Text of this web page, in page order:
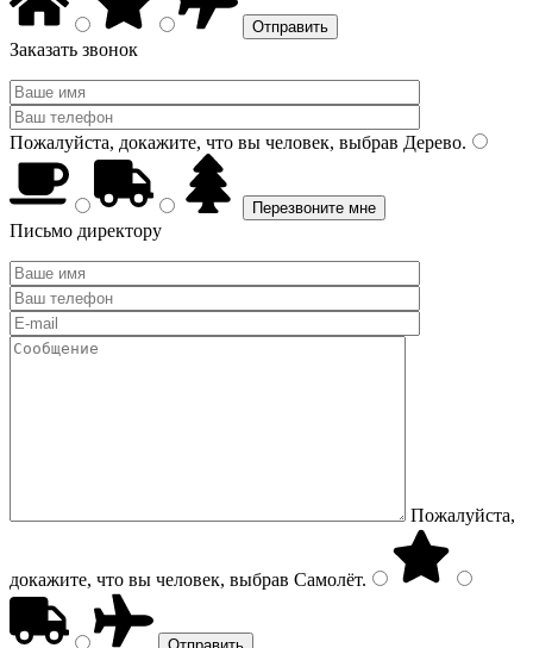
Заказать звонок
Пожалуйста, докажите, что вы человек, выбрав Дерево.
Письмо директору
Пожалуйста,
докажите, что вы человек, выбрав Самолёт.